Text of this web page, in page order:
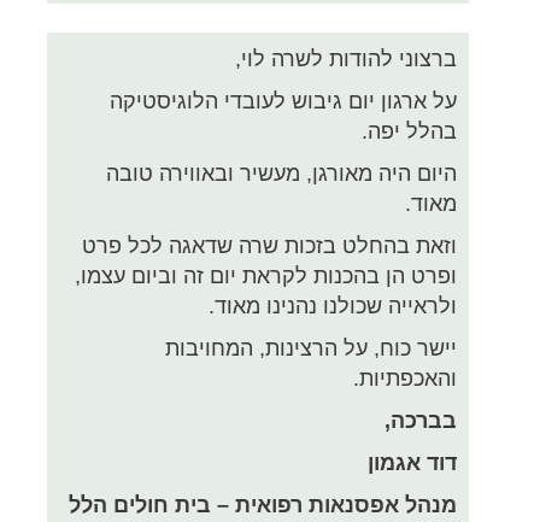
ברצוני להודות לשרה לוי,
על ארגון יום גיבוש לעובדי הלוגיסטיקה
בהלל יפה.
היום היה מאורגן, מעשיר ובאווירה טובה
מאוד.
וזאת בהחלט בזכות שרה שדאגה לכל פרט
ופרט הן בהכנות לקראת יום זה וביום עצמו,
ולראייה שכולנו נהנינו מאוד.
יישר כוח, על הרצינות, המחויבות
והאכפתיות.
בברכה,
דוד אגמון
מנהל אפסנאות רפואית – בית חולים הלל